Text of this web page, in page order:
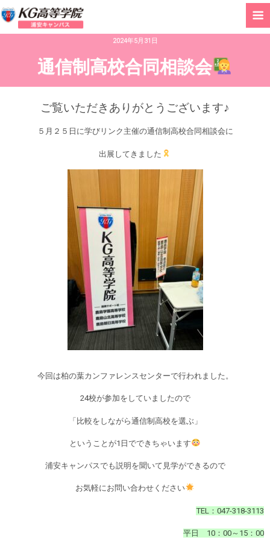
2024年5月31日
通信制高校合同相談会
ご覧いただきありがとうございます♪
５月２５日に学びリンク主催の通信制高校合同相談会に
出展してきました
今回は柏の葉カンファレンスセンターで行われました。
24校が参加をしていましたので
「比較をしながら通信制高校を選ぶ」
ということが1日でできちゃいます
浦安キャンパスでも説明を聞いて見学ができるので
お気軽にお問い合わせください
TEL：047-318-3113
平日 10：00～15：00